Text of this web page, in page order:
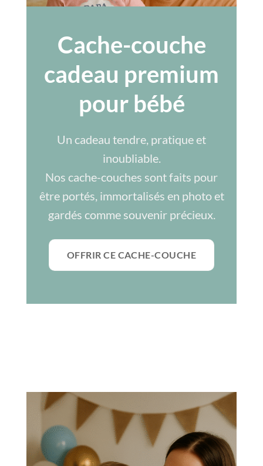
Cache-couche
cadeau premium
pour bébé
Un cadeau tendre, pratique et
inoubliable.
Nos cache-couches sont faits pour
être portés, immortalisés en photo et
gardés comme souvenir précieux.
OFFRIR CE CACHE-COUCHE